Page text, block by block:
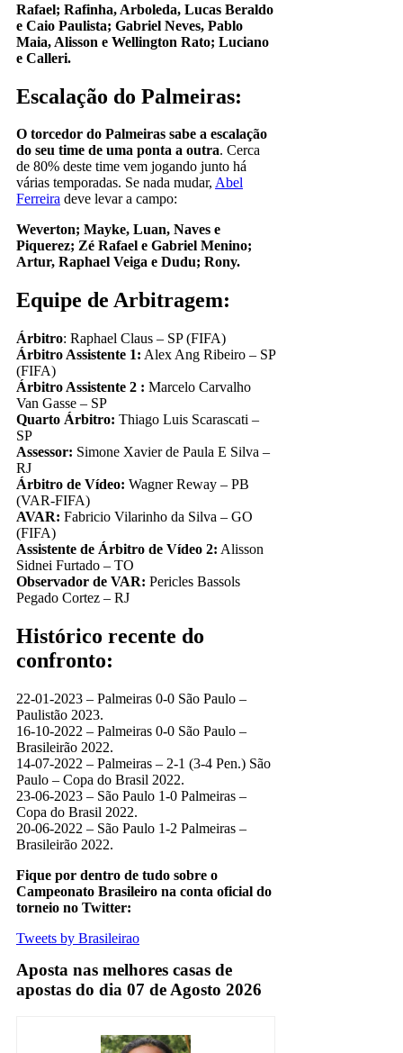
Rafael; Rafinha, Arboleda, Lucas Beraldo
e Caio Paulista; Gabriel Neves, Pablo
Maia, Alisson e Wellington Rato; Luciano
e Calleri.
Escalação do Palmeiras:
O torcedor do Palmeiras sabe a escalação
do seu time de uma ponta a outra. Cerca
de 80% deste time vem jogando junto há
várias temporadas. Se nada mudar, Abel
Ferreira deve levar a campo:
Weverton; Mayke, Luan, Naves e
Piquerez; Zé Rafael e Gabriel Menino;
Artur, Raphael Veiga e Dudu; Rony.
Equipe de Arbitragem:
Árbitro: Raphael Claus – SP (FIFA)
Árbitro Assistente 1: Alex Ang Ribeiro – SP
(FIFA)
Árbitro Assistente 2 : Marcelo Carvalho
Van Gasse – SP
Quarto Árbitro: Thiago Luis Scarascati –
SP
Assessor: Simone Xavier de Paula E Silva –
RJ
Árbitro de Vídeo: Wagner Reway – PB
(VAR-FIFA)
AVAR: Fabricio Vilarinho da Silva – GO
(FIFA)
Assistente de Árbitro de Vídeo 2: Alisson
Sidnei Furtado – TO
Observador de VAR: Pericles Bassols
Pegado Cortez – RJ
Histórico recente do
confronto:
22-01-2023 – Palmeiras 0-0 São Paulo –
Paulistão 2023.
16-10-2022 – Palmeiras 0-0 São Paulo –
Brasileirão 2022.
14-07-2022 – Palmeiras – 2-1 (3-4 Pen.) São
Paulo – Copa do Brasil 2022.
23-06-2023 – São Paulo 1-0 Palmeiras –
Copa do Brasil 2022.
20-06-2022 – São Paulo 1-2 Palmeiras –
Brasileirão 2022.
Fique por dentro de tudo sobre o
Campeonato Brasileiro na conta oficial do
torneio no Twitter:
Tweets by Brasileirao
Aposta nas melhores casas de
apostas do dia 07 de Agosto 2026